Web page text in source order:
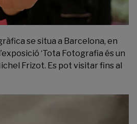
se situa a Barcelona, en
‘Tota Fotografia és un
Frizot. Es pot visitar fins al